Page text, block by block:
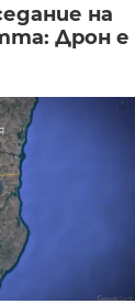
на
Дрон е